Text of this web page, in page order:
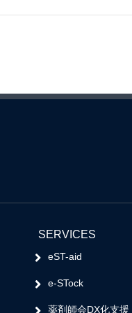
SERVICES
eST-aid
e-STock
薬剤師会DX化支援